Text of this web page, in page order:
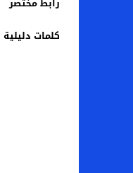
كلمات دليلية